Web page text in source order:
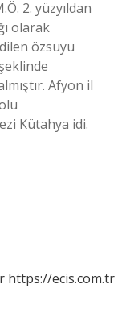
2. yüzyıldan
olarak
özsuyu
Afyon il
Kütahya idi.
https://ecis.com.tr